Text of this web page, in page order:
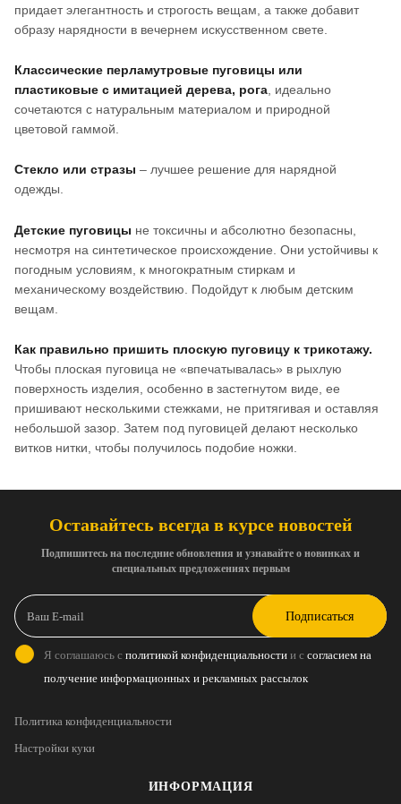
придает элегантность и строгость вещам, а также добавит
образу нарядности в вечернем искусственном свете.
Классические перламутровые пуговицы или
пластиковые с имитацией дерева, рога , идеально
сочетаются с натуральным материалом и природной
цветовой гаммой.
Стекло или стразы – лучшее решение для нарядной
одежды.
Детские пуговицы не токсичны и абсолютно безопасны,
несмотря на синтетическое происхождение. Они устойчивы к
погодным условиям, к многократным стиркам и
механическому воздействию. Подойдут к любым детским
вещам.
Как правильно пришить плоскую пуговицу к трикотажу.
Чтобы плоская пуговица не «впечатывалась» в рыхлую
поверхность изделия, особенно в застегнутом виде, ее
пришивают несколькими стежками, не притягивая и оставляя
небольшой зазор. Затем под пуговицей делают несколько
витков нитки, чтобы получилось подобие ножки.
ИНФОРМАЦИЯ
Оставайтесь всегда в курсе новостей
Подпишитесь на последние обновления и узнавайте о новинках и
специальных предложениях первым
Подписаться
Я соглашаюсь с политикой конфиденциальности и с согласием на
получение информационных и рекламных рассылок
Политика конфиденциальности
Настройки куки